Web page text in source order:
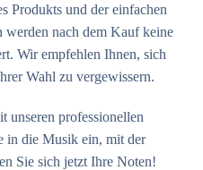
Produkts und der einfachen
nach dem Kauf keine
Wir empfehlen Ihnen, sich
Wahl zu vergewissern.
unseren professionellen
in die Musik ein, mit der
Sie sich jetzt Ihre Noten!